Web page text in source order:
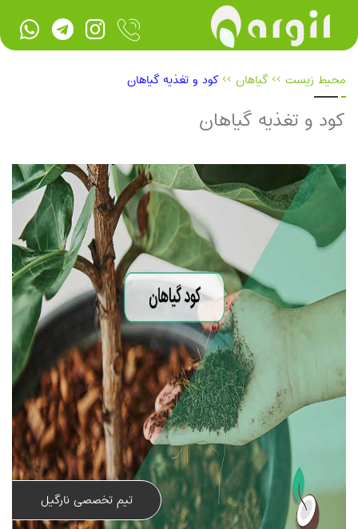
محیط زیست >> گیاهان >> کود و تغذیه گیاهان
کود و تغذیه گیاهان
تیم تخصصی نارگیل